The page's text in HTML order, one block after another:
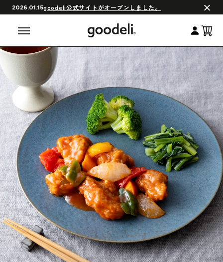
2026.01.15goodeli公式サイトがオープンしました。
会員制度について